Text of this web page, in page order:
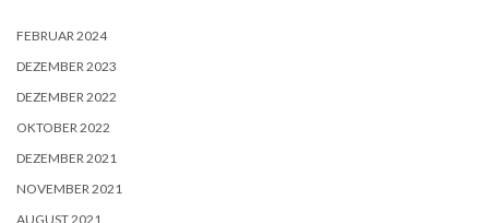
FEBRUAR 2024
DEZEMBER 2023
DEZEMBER 2022
OKTOBER 2022
DEZEMBER 2021
NOVEMBER 2021
AUGUST 2021